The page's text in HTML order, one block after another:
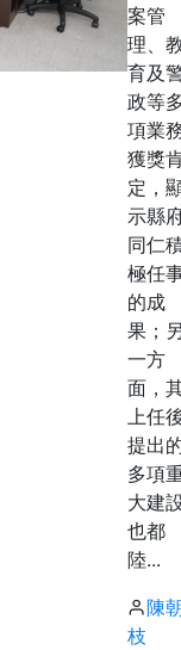
案管
理、
育及
政等
項業
獲獎
定，
示縣
同仁
極任
的成
果；
一方
面，
上任
提出
多項
大建
也都
陸...
陳
枝